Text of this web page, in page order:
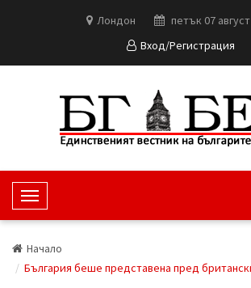
Лондон
петък 07
Вход/Регистрация
T
o
g
l
Начало
България беше представена пред